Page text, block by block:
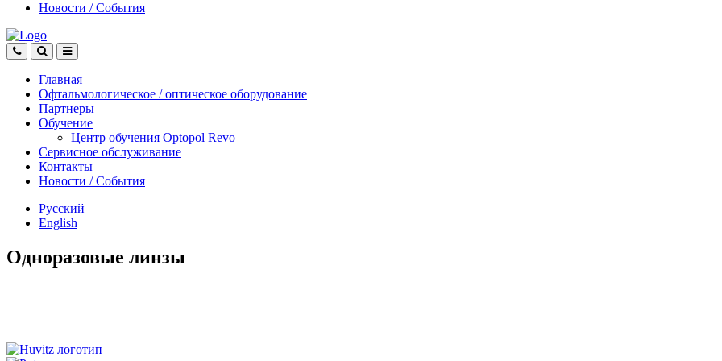
Новости / События
Главная
Офтальмологическое / оптическое оборудование
Партнеры
Обучение
Центр обучения Оptopol Revo
Сервисное обслуживание
Контакты
Новости / События
Русский
English
Одноразовые линзы